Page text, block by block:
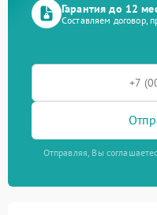
Гарантия до 12
Составляем договор,
Отправляя, Вы